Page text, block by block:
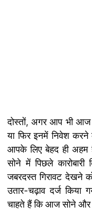
दोस्तों, अगर आप भी आज
या फिर इनमें निवेश करने
आपके लिए बेहद ही अहम
सोने में पिछले
जबरदस्त गिरावट देखने
उतार-चढ़ाव दर्ज
चाहते हैं कि आज सोने और